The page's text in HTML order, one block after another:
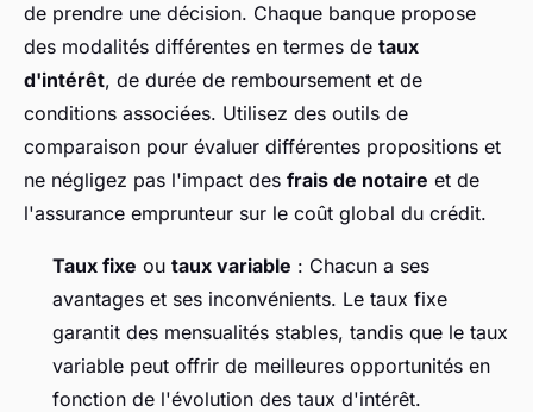
de prendre une décision. Chaque banque propose
des modalités différentes en termes de taux
d'intérêt, de durée de remboursement et de
conditions associées. Utilisez des outils de
comparaison pour évaluer différentes propositions et
ne négligez pas l'impact des frais de notaire et de
l'assurance emprunteur sur le coût global du crédit.
Taux fixe ou taux variable : Chacun a ses
avantages et ses inconvénients. Le taux fixe
garantit des mensualités stables, tandis que le taux
variable peut offrir de meilleures opportunités en
fonction de l'évolution des taux d'intérêt.